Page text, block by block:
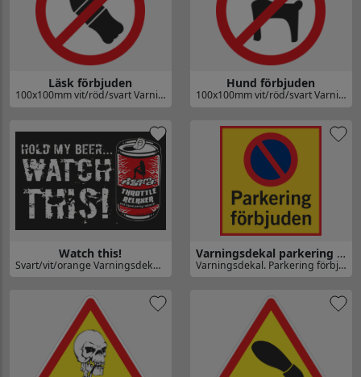
Läsk förbjuden
100x100mm vit/röd/svart Varningsdekal.
Hund förbjuden
100x100mm vit/röd/svart Varningsdekal.
Watch this!
Svart/vit/orange Varningsdekal. Storlek 120x77mm.
Varningsdekal parkering förbjuden
Varningsdekal. Parkering förbjuden